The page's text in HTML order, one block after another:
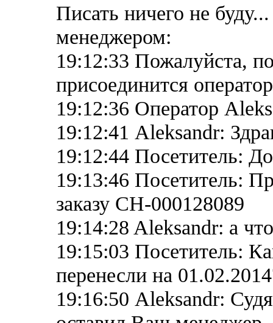
Писать ничего не
менеджером:
19:12:33 Пожалуйста,
присоединится
19:12:36 Оператор
19:12:41 Aleksandr:
19:12:44 Посетитель:
19:13:46 Посетитель:
заказу CH-000128089
19:14:28 Aleksandr: а
19:15:03 Посетитель:
перенесли на
19:16:50 Aleksandr: